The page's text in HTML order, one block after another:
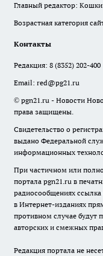
Главный редактор:
Возрастная категория
Контакты
Редакция: 8 (8352) 202-400
Email: red@pg21.ru
© pgn21.ru - Новости
права защищены.
Свидетельство о
выдано Федеральной
информационных
При частичном или
портала pgn21.ru в
радиосообщениях ссылка
в Интернет-изданиях
противном случае будут
авторских и смежных
Редакция портала не